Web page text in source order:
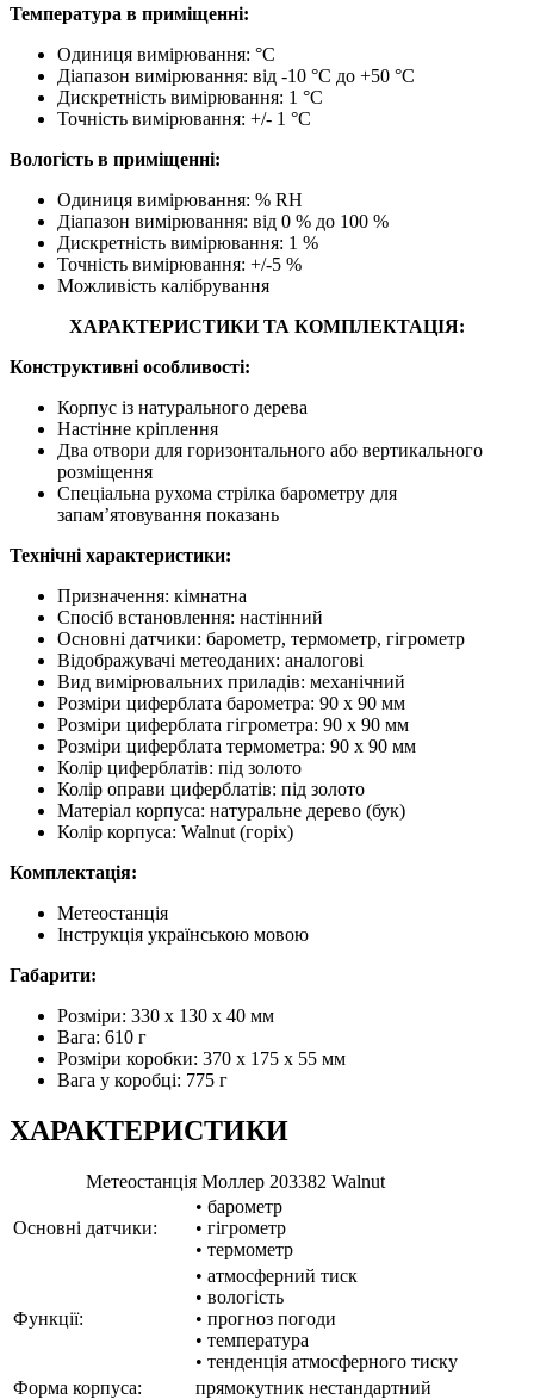
Температура в приміщенні:
Одиниця вимірювання: °С
Діапазон вимірювання: від -10 °C до +50 °C
Дискретність вимірювання: 1 °C
Точність вимірювання: +/- 1 °C
Вологість в приміщенні:
Одиниця вимірювання: % RH
Діапазон вимірювання: від 0 % до 100 %
Дискретність вимірювання: 1 %
Точність вимірювання: +/-5 %
Можливість калібрування
ХАРАКТЕРИСТИКИ ТА КОМПЛЕКТАЦІЯ:
Конструктивні особливості:
Корпус із натурального дерева
Настінне кріплення
Два отвори для горизонтального або вертикального
розміщення
Спеціальна рухома стрілка барометру для
запам’ятовування показань
Технічні характеристики:
Призначення: кімнатна
Спосіб встановлення: настінний
Основні датчики: барометр, термометр, гігрометр
Відображувачі метеоданих: аналогові
Вид вимірювальних приладів: механічний
Розміри циферблата барометра: 90 x 90 мм
Розміри циферблата гігрометра: 90 x 90 мм
Розміри циферблата термометра: 90 x 90 мм
Колір циферблатів: під золото
Колір оправи циферблатів: під золото
Матеріал корпуса: натуральне дерево (бук)
Колір корпуса: Walnut (горіх)
Комплектація:
Метеостанція
Інструкція українською мовою
Габарити:
Розміри: 330 х 130 х 40 мм
Вага: 610 г
Розміри коробки: 370 х 175 х 55 мм
Вага у коробці: 775 г
ХАРАКТЕРИСТИКИ
Метеостанція Моллер 203382 Walnut
Основні датчики:
• барометр
• гігрометр
• термометр
Функції:
• атмосферний тиск
• вологість
• прогноз погоди
• температура
• тенденція атмосферного тиску
Форма корпуса:
прямокутник нестандартний